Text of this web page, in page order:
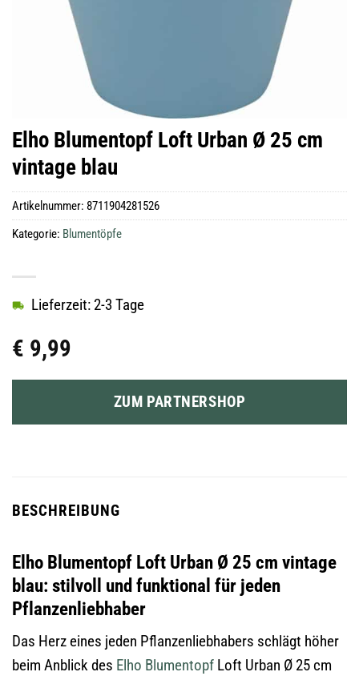
Elho Blumentopf Loft Urban Ø 25 cm
vintage blau
€ 9,99
Lieferzeit: 2-3 Tage
ZUM PARTNERSHOP
Artikelnummer: 8711904281526
Kategorie: Blumentöpfe
BESCHREIBUNG
Elho Blumentopf Loft Urban Ø 25 cm vintage
blau: stilvoll und funktional für jeden
Pflanzenliebhaber
Das Herz eines jeden Pflanzenliebhabers schlägt höher
beim Anblick des Elho Blumentopf Loft Urban Ø 25 cm